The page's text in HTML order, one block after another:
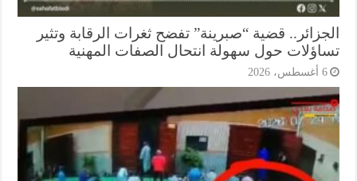
قضية “صبرينة” تفضح ثغرات الرقابة وتثير
حول سهولة انتحال الصفات المهنية